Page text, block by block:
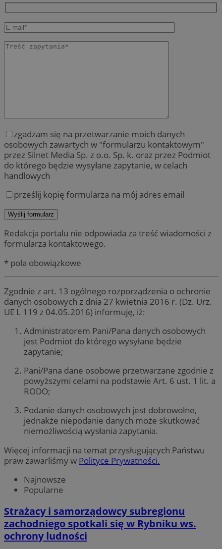
zgadzam się na przetwarzanie moich danych
osobowych zawartych w "formularzu kontaktowym"
przez Silnet Media Sp. z o.o. Sp. k. oraz przez Podmiot
do którego będzie wysyłane zapytanie, w celach
handlowych
prześlij kopię formularza na mój adres email
Redakcja portalu nie odpowiada za treść wiadomości z
formularza kontaktowego.
* pola obowiązkowe
Zgodnie z art. 13 ogólnego rozporządzenia o ochronie
danych osobowych z dnia 27 kwietnia 2016 r. (Dz. Urz.
UE L 119 z 04.05.2016) informuję, iż:
Administratorem Pani/Pana danych osobowych
jest Podmiot do którego wysyłane będzie
zapytanie;
Pani/Pana dane osobowe przetwarzane zgodnie z
powyższymi celami na podstawie Art. 6 ust. 1 lit. a
RODO;
Podanie danych osobowych jest dobrowolne,
jednakże niepodanie danych może skutkować
niemożliwością wysłania zapytania.
Więcej informacji na temat przysługujących Państwu
praw zawarliśmy w Polityce Prywatności.
Najnowsze
Popularne
Strażacy i samorządowcy subregionu
zachodniego spotkali się w Rybniku ws.
ochrony ludności